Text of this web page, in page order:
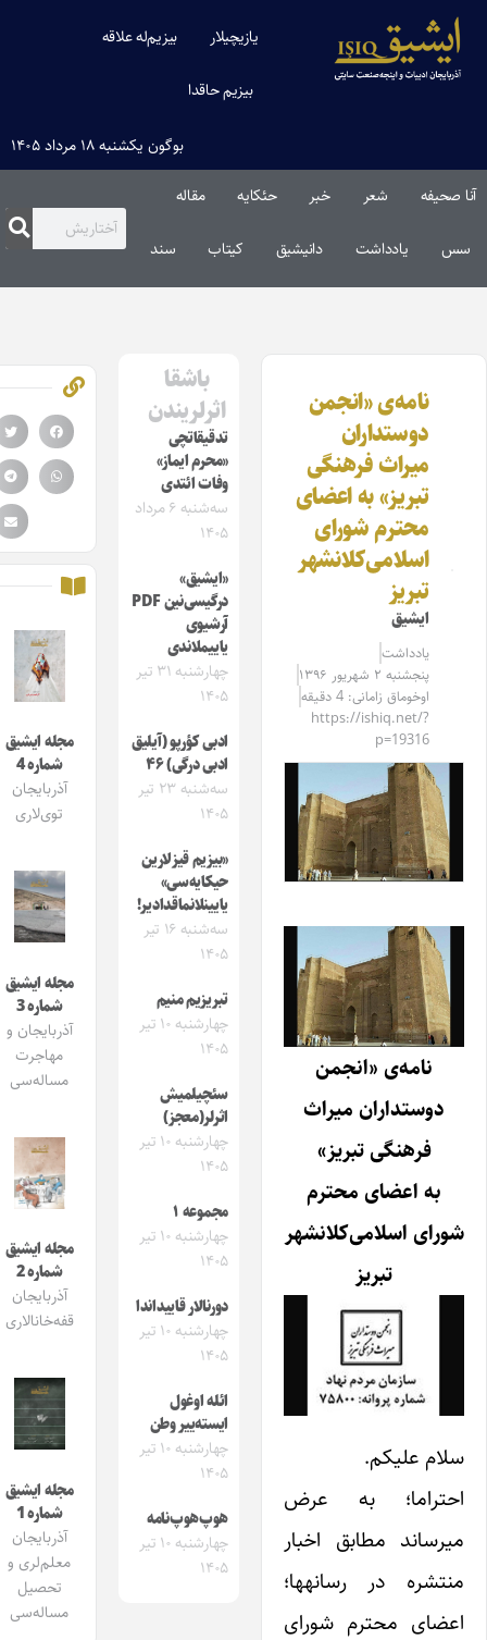
یازیچیلار بیزیم‌له علاقه
بیزیم حاقدا
بوگون یکشنبه ۱۸ مرداد ۱۴۰۵
صحیفه شعر خبر حئکایه مقاله‌
سس یادداشت دانیشیق کیتاب سند
نامه‌ی «انجمن
دوستداران
میراث فرهنگی
تبریز» به اعضای
محترم شورای
اسلامی‌کلانشهر
تبریز
ایشیق
یادداشت
پنجشنبه ۲ شهریور ۱۳۹۶
اوخوماق زامانی: 4 دقیقه
https://ishiq.net/?
p=19316
نامه‌ی «انجمن
دوستداران میراث
فرهنگی تبریز»
به اعضای محترم
شورای اسلامی‌کلانشهر
تبریز
سلام علیکم.
احتراما؛ به عرض
میرساند مطابق اخبار
منتشره در رسانهها؛
اعضای محترم شورای
باشقا
اثرلریندن
تدقیقاتچی
«محرم ایماز»
وفات ائتدی
سه‌شنبه ۶ مرداد
۱۴۰۵
«ایشیق»
درگیسی‌نین PDF
آرشیوی
یاییملاندی
چهارشنبه ۳۱ تیر
۱۴۰۵
ادبی کؤرپو (آیلیق
ادبی درگی) ۴۶
سه‌شنبه ۲۳ تیر
۱۴۰۵
«بیزیم قیزلارین
حیکایه‌سی»
یایینلانماقدادیر!
سه‌شنبه ۱۶ تیر
۱۴۰۵
تبریزیم منیم
چهارشنبه ۱۰ تیر
۱۴۰۵
سئچیلمیش
اثرلر(معجز)
چهارشنبه ۱۰ تیر
۱۴۰۵
مجموعه ۱
چهارشنبه ۱۰ تیر
۱۴۰۵
دورنالار قاییداندا
چهارشنبه ۱۰ تیر
۱۴۰۵
ائله اوغول
ایسته‌ییر وطن
چهارشنبه ۱۰ تیر
۱۴۰۵
هوپ‌هوپ‌نامه
چهارشنبه ۱۰ تیر
۱۴۰۵
مجله ایشیق
شماره 4
آذربایجان
توی‌لاری
مجله ایشیق
شماره 3
آذربایجان و
مهاجرت
مساله‌سی
مجله ایشیق
شماره 2
آذربایجان
قفه‌خانالاری
مجله ایشیق
شماره 1
آذربایجان
معلم‌لری و
تحصیل
مساله‌سی